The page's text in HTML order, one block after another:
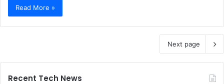
Read More »
Next page
Recent Tech News